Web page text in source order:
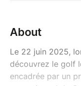
About
Le 22 juin 2025,
découvrez le golf
encadrée par un